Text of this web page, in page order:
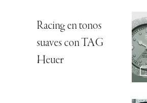
Racing en tonos
suaves con TAG
Heuer